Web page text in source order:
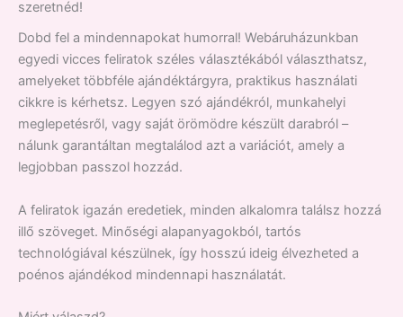
szeretnéd!
Dobd fel a mindennapokat humorral! Webáruházunkban
egyedi vicces feliratok széles választékából választhatsz,
amelyeket többféle ajándéktárgyra, praktikus használati
cikkre is kérhetsz. Legyen szó ajándékról, munkahelyi
meglepetésről, vagy saját örömödre készült darabról –
nálunk garantáltan megtalálod azt a variációt, amely a
legjobban passzol hozzád.
A feliratok igazán eredetiek, minden alkalomra találsz hozzá
illő szöveget. Minőségi alapanyagokból, tartós
technológiával készülnek, így hosszú ideig élvezheted a
poénos ajándékod mindennapi használatát.